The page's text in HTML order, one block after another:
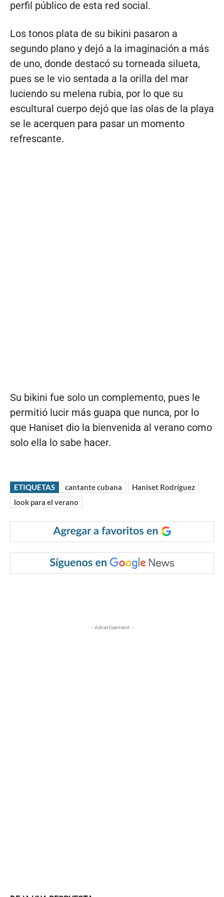
perfil público de esta red social.
Los tonos plata de su bikini pasaron a
segundo plano y dejó a la imaginación a más
de uno, donde destacó su torneada silueta,
pues se le vio sentada a la orilla del mar
luciendo su melena rubia, por lo que su
escultural cuerpo dejó que las olas de la playa
se le acerquen para pasar un momento
refrescante.
Su bikini fue solo un complemento, pues le
permitió lucir más guapa que nunca, por lo
que Haniset dio la bienvenida al verano como
solo ella lo sabe hacer.
ETIQUETAS cantante cubana
Haniset Rodríguez
look para el verano
- Advertisement -